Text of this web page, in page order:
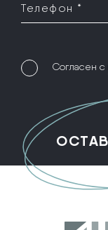
Телефон *
Согласен с